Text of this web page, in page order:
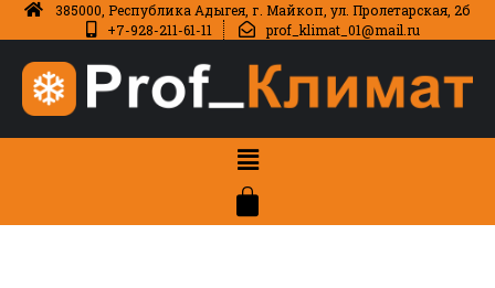
385000, Республика Адыгея, г. Майкоп, ул. Пролетарская, 2б
+7-928-211-61-11
prof_klimat_01@mail.ru